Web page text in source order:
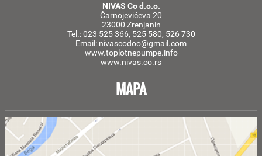
NIVAS Co d.o.o.
Čarnojevićeva 20
23000 Zrenjanin
Tel.: 023 525 366, 525 580, 526 730
Email: nivascodoo@gmail.com
www.toplotnepumpe.info
www.nivas.co.rs
MAPA